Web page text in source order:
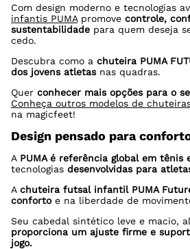
Com design moderno e tecnologias
infantis PUMApromove controle,
sustentabilidade para quem deseja
cedo.
Descubra como a chuteira PUMA
dos jovens atletasnas quadras.
Quer conhecer mais opções para o
Conheça outros modelos de
na magicfeet!
Design pensado para
A PUMA é referência global em tênis
tecnologias desenvolvidas para
A chuteira futsal infantil PUMA
confortoe na liberdade de
Seu cabedal sintético leve e macio,
proporciona um ajuste firme e
jogo.